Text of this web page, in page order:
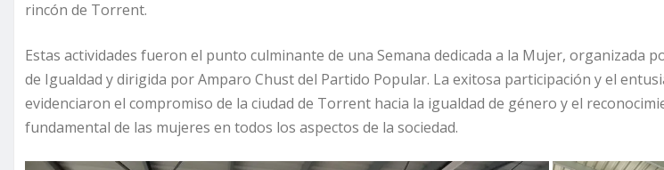
rincón de Torrent.
Estas actividades fueron el punto culminante de una Semana dedicada a la Mujer, organizada
de Igualdad y dirigida por Amparo Chust del Partido Popular. La exitosa participación y el
evidenciaron el compromiso de la ciudad de Torrent hacia la igualdad de género y el
fundamental de las mujeres en todos los aspectos de la sociedad.